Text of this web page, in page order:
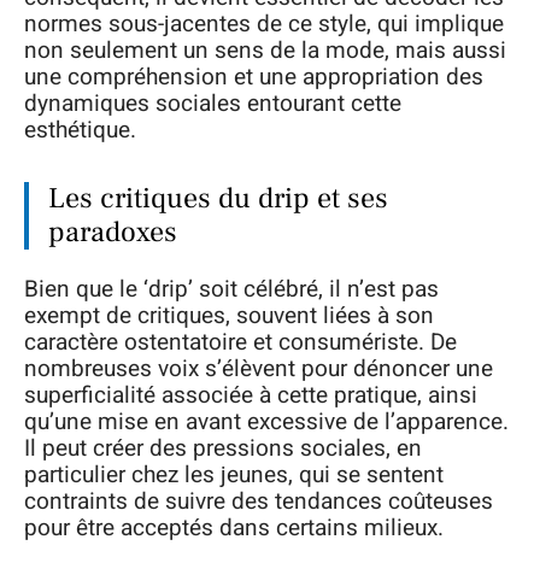
normes sous-jacentes de ce style, qui implique
non seulement un sens de la mode, mais aussi
une compréhension et une appropriation des
dynamiques sociales entourant cette
esthétique.
Les critiques du drip et ses
paradoxes
Bien que le ‘drip’ soit célébré, il n’est pas
exempt de critiques, souvent liées à son
caractère ostentatoire et consumériste. De
nombreuses voix s’élèvent pour dénoncer une
superficialité associée à cette pratique, ainsi
qu’une mise en avant excessive de l’apparence.
Il peut créer des pressions sociales, en
particulier chez les jeunes, qui se sentent
contraints de suivre des tendances coûteuses
pour être acceptés dans certains milieux.